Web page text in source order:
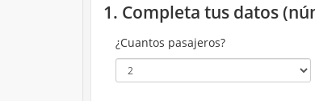
1. Completa tus datos
¿Cuantos pasajeros?